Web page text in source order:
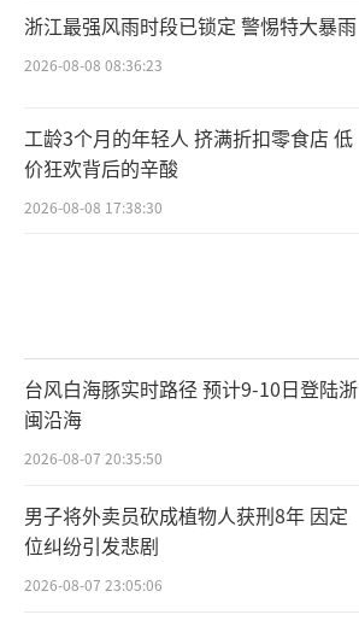
浙江最强风雨时段已锁定 警惕特大暴雨
2026-08-08 08:36:23
工龄3个月的年轻人 挤满折扣零食店 低
价狂欢背后的辛酸
2026-08-08 17:38:30
台风白海豚实时路径 预计9-10日登陆浙
闽沿海
2026-08-07 20:35:50
男子将外卖员砍成植物人获刑8年 因定
位纠纷引发悲剧
2026-08-07 23:05:06